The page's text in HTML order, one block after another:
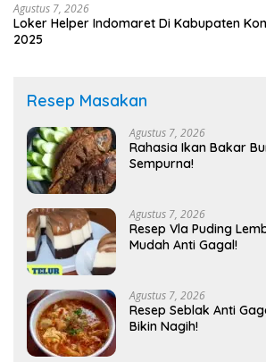
Agustus 7, 2026
Loker Helper Indomaret Di Kabupaten
2025
Resep Masakan
Agustus 7, 2026
Rahasia Ikan Bakar
Sempurna!
Agustus 7, 2026
Resep Vla Puding
Mudah Anti Gagal!
Agustus 7, 2026
Resep Seblak Anti
Bikin Nagih!